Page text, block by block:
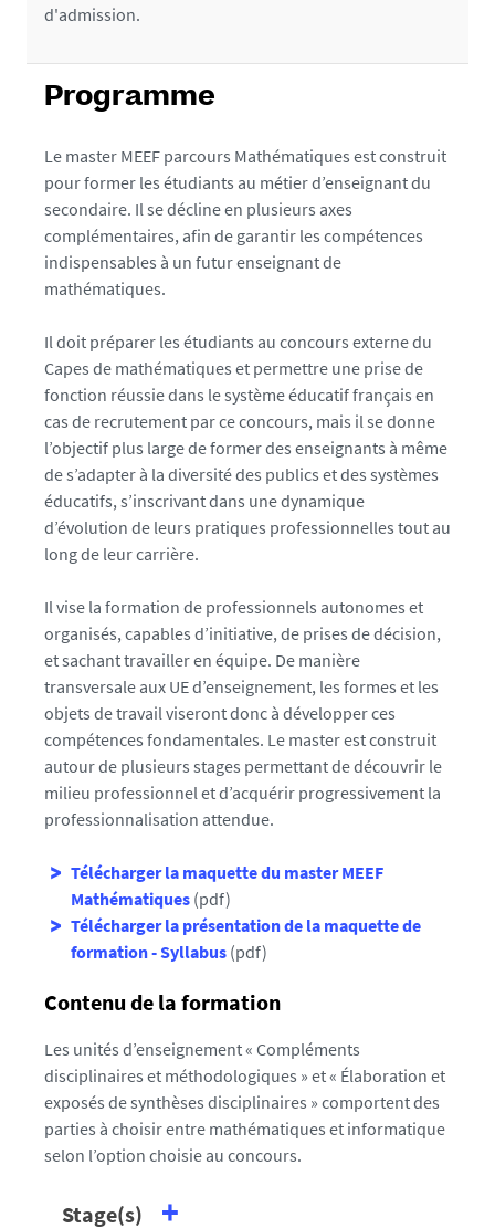
d'admission.
Programme
Le master MEEF parcours Mathématiques est construit
pour former les étudiants au métier d’enseignant du
secondaire. Il se décline en plusieurs axes
complémentaires, afin de garantir les compétences
indispensables à un futur enseignant de
mathématiques.
Il doit préparer les étudiants au concours externe du
Capes de mathématiques et permettre une prise de
fonction réussie dans le système éducatif français en
cas de recrutement par ce concours, mais il se donne
l’objectif plus large de former des enseignants à même
de s’adapter à la diversité des publics et des systèmes
éducatifs, s’inscrivant dans une dynamique
d’évolution de leurs pratiques professionnelles tout au
long de leur carrière.
Il vise la formation de professionnels autonomes et
organisés, capables d’initiative, de prises de décision,
et sachant travailler en équipe. De manière
transversale aux UE d’enseignement, les formes et les
objets de travail viseront donc à développer ces
compétences fondamentales. Le master est construit
autour de plusieurs stages permettant de découvrir le
milieu professionnel et d’acquérir progressivement la
professionnalisation attendue.
Télécharger la maquette du master MEEF
Mathématiques (pdf)
Télécharger la présentation de la maquette de
formation - Syllabus (pdf)
Contenu de la formation
Les unités d’enseignement « Compléments
disciplinaires et méthodologiques » et « Élaboration et
exposés de synthèses disciplinaires » comportent des
parties à choisir entre mathématiques et informatique
selon l’option choisie au concours.
Stage(s)